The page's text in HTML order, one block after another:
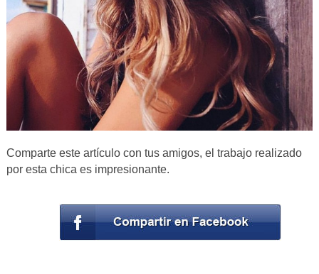
Comparte este artículo con tus amigos, el trabajo realizado
por esta chica es impresionante.